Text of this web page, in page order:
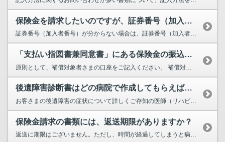
保険金を請求したいのですが、証券番号（加入者番号）が分かりません。どうすればいいですか？
証券番号（加入者番号）が分からない場合は、証券番号（加入者番号）を記入する欄は空欄のままご提出いただいて問題ござい...
「支払い指図書兼同意書」にある保険金の振込先は、誰の口座を記入したらいいですか？配偶者や子どもの口座でもいいですか？
後遺障害診断書はどの病院で作成してもらえばいいですか？入院した病院ですか？
お客さまの後遺障害の症状について詳しくご存知の医師（リハビリの医師など）にご依頼ください。なお、接骨院・整骨院では...
保険金請求の書類には、返送期限がありますか？
返送に期限はございません。ただし、時間が経過してしまうと病院で証明書を取得することが難しくなる場合がございますので...